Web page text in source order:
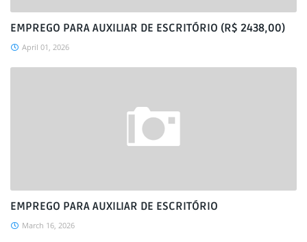
EMPREGO PARA AUXILIAR DE ESCRITÓRIO (R$ 2438,00)
April 01, 2026
EMPREGO PARA AUXILIAR DE ESCRITÓRIO
March 16, 2026